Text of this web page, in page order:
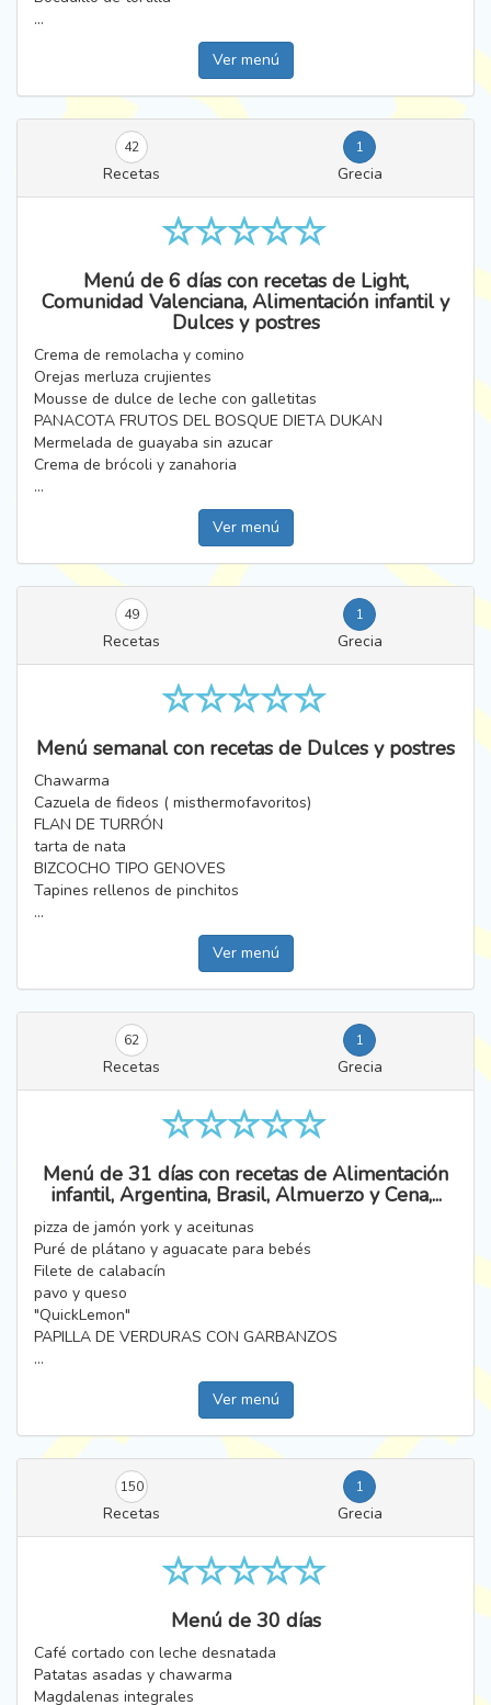
...
Ver menú
42 1
Recetas Grecia
Menú de 6 días con recetas de Light,
Comunidad Valenciana, Alimentación infantil y
Dulces y postres
Crema de remolacha y comino
Orejas merluza crujientes
Mousse de dulce de leche con galletitas
PANACOTA FRUTOS DEL BOSQUE DIETA DUKAN
Mermelada de guayaba sin azucar
Crema de brócoli y zanahoria
...
Ver menú
49 1
Recetas Grecia
Menú semanal con recetas de Dulces y postres
Chawarma
Cazuela de fideos ( misthermofavoritos)
FLAN DE TURRÓN
tarta de nata
BIZCOCHO TIPO GENOVES
Tapines rellenos de pinchitos
...
Ver menú
62 1
Recetas Grecia
Menú de 31 días con recetas de Alimentación
infantil, Argentina, Brasil, Almuerzo y Cena,...
pizza de jamón york y aceitunas
Puré de plátano y aguacate para bebés
Filete de calabacín
pavo y queso
"QuickLemon"
PAPILLA DE VERDURAS CON GARBANZOS
...
Ver menú
150 1
Recetas Grecia
Menú de 30 días
Café cortado con leche desnatada
Patatas asadas y chawarma
Magdalenas integrales